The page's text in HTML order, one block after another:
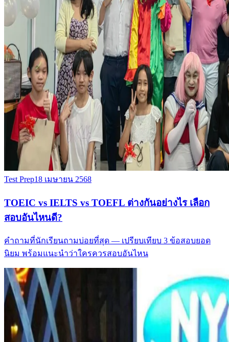
Test Prep18 เมษายน 2568
TOEIC vs IELTS vs TOEFL ต่างกันอย่างไร เลือก
สอบอันไหนดี?
คำถามที่นักเรียนถามบ่อยที่สุด — เปรียบเทียบ 3 ข้อสอบยอด
นิยม พร้อมแนะนำว่าใครควรสอบอันไหน